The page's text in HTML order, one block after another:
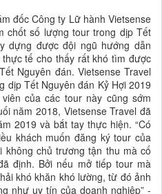
đốc Công ty Lữ hành Vietsense
chốt số lượng tour trong dịp Tết
dựng được đội ngũ hướng dẫn
tế cho thấy rất khó tìm được
Nguyên đán. Vietsense Travel
dịp Tết Nguyên đán Kỷ Hợi 2019
của các tour này cũng sớm
năm 2018, Vietsense Travel đã
2019 và bắt tay thực hiện. “Có
khách muốn đăng ký tour của
không chủ trương tận thu mà cố
định. Bởi nếu mở tiếp tour mà
khó khăn khó lường, từ đó ảnh
như uy tín của doanh nghiệp” -